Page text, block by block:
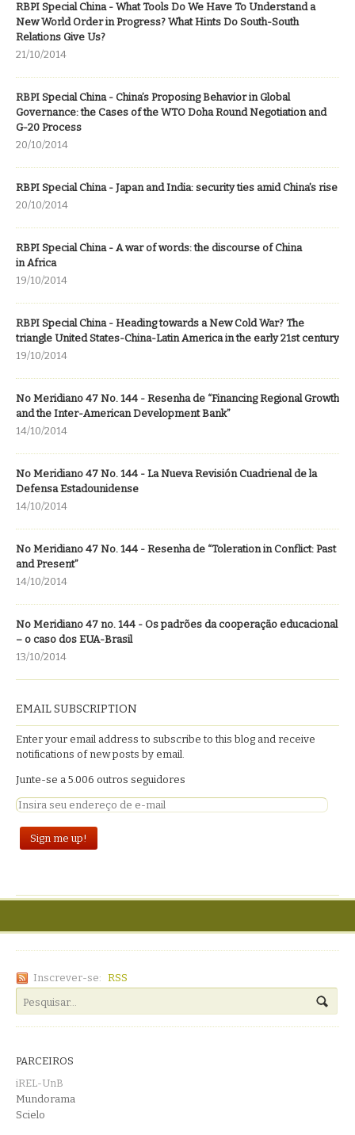
RBPI Special China - What Tools Do We Have To Understand a
New World Order in Progress? What Hints Do South-South
Relations Give Us?
21/10/2014
RBPI Special China - China’s Proposing Behavior in Global
Governance: the Cases of the WTO Doha Round Negotiation and
G-20 Process
20/10/2014
RBPI Special China - Japan and India: security ties amid China’s rise
20/10/2014
RBPI Special China - A war of words: the discourse of China
in Africa
19/10/2014
RBPI Special China - Heading towards a New Cold War? The
triangle United States-China-Latin America in the early 21st century
19/10/2014
No Meridiano 47 No. 144 - Resenha de “Financing Regional Growth
and the Inter-American Development Bank”
14/10/2014
No Meridiano 47 No. 144 - La Nueva Revisión Cuadrienal de la
Defensa Estadounidense
14/10/2014
No Meridiano 47 No. 144 - Resenha de “Toleration in Conflict: Past
and Present”
14/10/2014
No Meridiano 47 no. 144 - Os padrões da cooperação educacional
– o caso dos EUA-Brasil
13/10/2014
EMAIL SUBSCRIPTION
Enter your email address to subscribe to this blog and receive
notifications of new posts by email.
Junte-se a 5.006 outros seguidores
Inscrever-se: RSS
PARCEIROS
iREL-UnB
Mundorama
Scielo